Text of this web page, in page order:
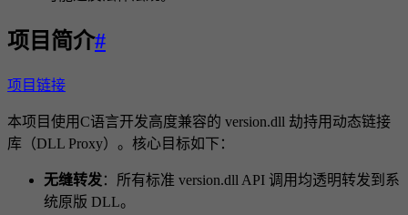
项目简介#
项目链接
本项目使用C语言开发高度兼容的 version.dll 劫持用动态链接
库（DLL Proxy）。核心目标如下：
无缝转发：所有标准 version.dll API 调用均透明转发到系
统原版 DLL。